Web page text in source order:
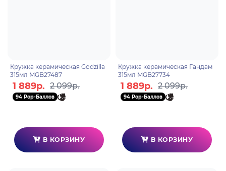
Кружка керамическая Godzilla
315мл MGB27487
1 889р. 2 099р.
94 Pop-Баллов
В КОРЗИНУ
Кружка керамическая Гандам
315мл MGB27734
1 889р. 2 099р.
94 Pop-Баллов
В КОРЗИНУ